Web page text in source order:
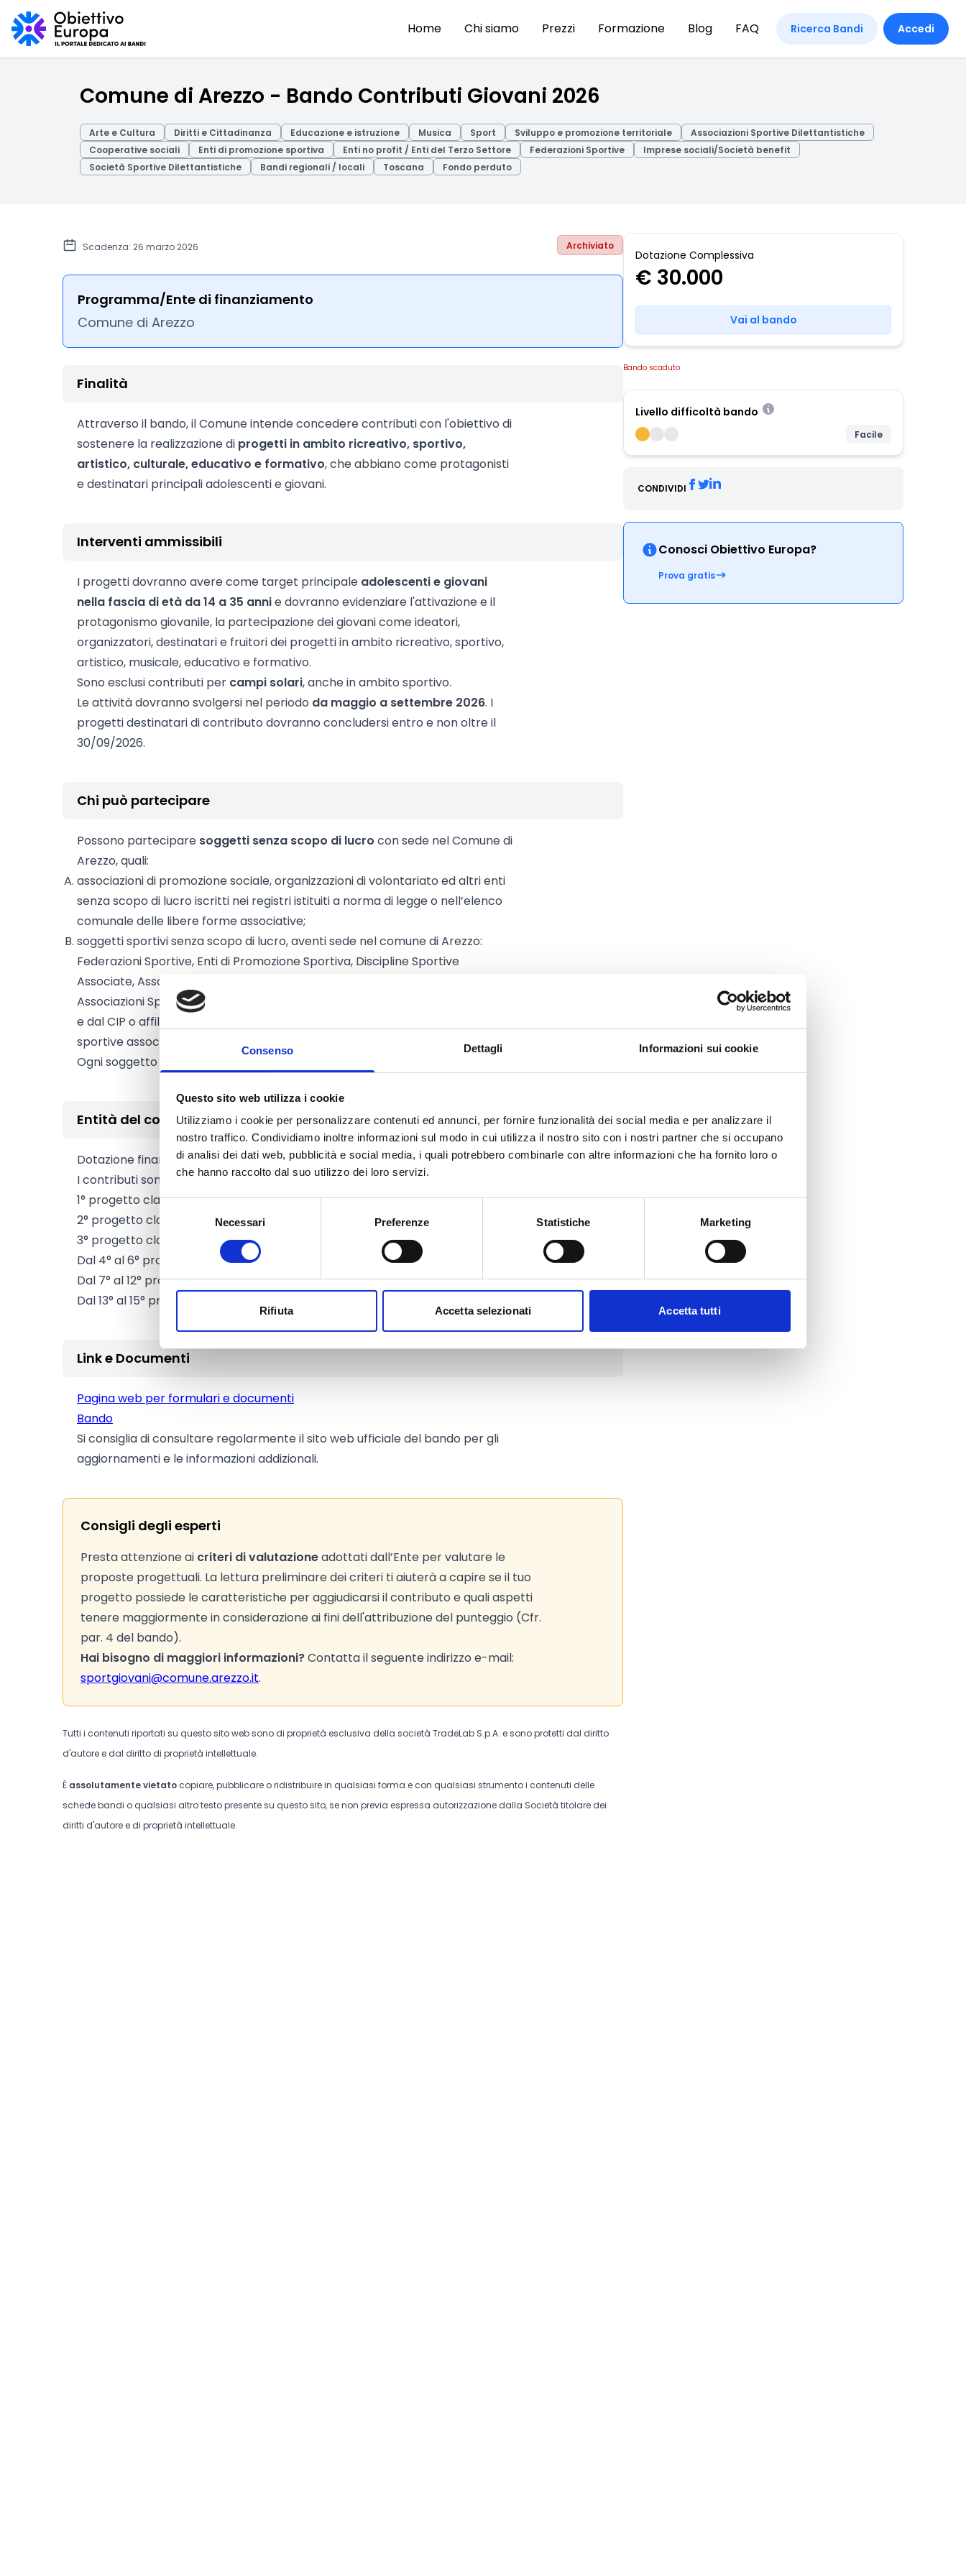
Consenso Dettagli Informazioni sui cookie
Questo sito web utilizza i cookie
Utilizziamo i cookie per personalizzare contenuti ed annunci, per fornire funzionalità dei social media e per analizzare il
nostro traffico. Condividiamo inoltre informazioni sul modo in cui utilizza il nostro sito con i nostri partner che si occupano
di analisi dei dati web, pubblicità e social media, i quali potrebbero combinarle con altre informazioni che ha fornito loro o
che hanno raccolto dal suo utilizzo dei loro servizi.
Selezione
del
consenso
Necessari Preferenze Statistiche Marketing
Rifiuta Accetta selezionati Accetta tutti
Home Chi siamo Prezzi Formazione Blog FAQ Ricerca Bandi Accedi
Comune di Arezzo - Bando Contributi Giovani 2026
Arte e Cultura Diritti e Cittadinanza Educazione e istruzione Musica Sport Sviluppo e promozione territoriale
Associazioni Sportive Dilettantistiche
Cooperative sociali
Enti di promozione sportiva Enti no profit / Enti del Terzo Settore Federazioni Sportive
Imprese sociali/Società benefit
Società Sportive Dilettantistiche
Bandi regionali / locali Toscana Fondo perduto
Scadenza: 26 marzo 2026 Archiviato
Programma/Ente di finanziamento
Comune di Arezzo
Finalità
Attraverso il bando, il Comune intende concedere contributi con l'obiettivo di
sostenere la realizzazione di progetti in ambito ricreativo, sportivo,
artistico, culturale, educativo e formativo, che abbiano come protagonisti
e destinatari principali adolescenti e giovani.
Interventi ammissibili
I progetti dovranno avere come target principale adolescenti e giovani
nella fascia di età da 14 a 35 annie dovranno evidenziare l'attivazione e il
protagonismo giovanile, la partecipazione dei giovani come ideatori,
organizzatori, destinatari e fruitori dei progetti in ambito ricreativo, sportivo,
artistico, musicale, educativo e formativo.
Sono esclusi contributi per campi solari, anche in ambito sportivo.
Le attività dovranno svolgersi nel periodo da maggio a settembre 2026. I
progetti destinatari di contributo dovranno concludersi entro e non oltre il
30/09/2026.
Chi può partecipare
Possono partecipare soggetti senza scopo di lucro con sede nel Comune di
Arezzo, quali:
associazioni di promozione sociale, organizzazioni di volontariato ed altri enti
senza scopo di lucro iscritti nei registri istituiti a norma di legge o nell’elenco
comunale delle libere forme associative;
soggetti sportivi senza scopo di lucro, aventi sede nel comune di Arezzo:
Federazioni Sportive, Enti di Promozione Sportiva, Discipline Sportive
Associate, Associazioni Benemerite, Corpi militari e civili dello Stato,
Associazioni Sportive Dilettantistiche e Società Sportive riconosciute dal CONI
e dal CIP o affiliate a Federazioni, Enti di Promozione Sportiva e Discipline
sportive associate
Ogni soggetto può presentare una sola proposta.
Entità del contributo
Dotazione finanziaria complessiva:30.000 Euro
I contributi sono differenziati in base alla graduatoria:
1° progetto classificato:5.000 Euro
2° progetto classificato: 4.000 Euro
3° progetto classificato:
3.000 Euro
Dal 4° al 6° progetto classificato:
Dal 7° al 12° progetto classificato:1.500 Euro
Dal 13° al 15° progetto classificato:
Link e Documenti
Pagina web per formulari e documenti
Bando
Si consiglia di consultare regolarmente il sito web ufficiale del bando per gli
aggiornamenti e le informazioni addizionali.
Consigli degli esperti
Presta attenzione ai criteri di valutazioneadottati dall’Ente per valutare le
proposte progettuali. La lettura preliminare dei criteri ti aiuterà a capire se il tuo
progetto possiede le caratteristiche per aggiudicarsi il contributo e quali aspetti
tenere maggiormente in considerazione ai fini dell'attribuzione del punteggio (Cfr.
par. 4 del bando).
Hai bisogno di maggiori informazioni?Contatta il seguente indirizzo e-mail:
sportgiovani@comune.arezzo.it.
Tutti i contenuti riportati su questo sito web sono di proprietà esclusiva della società TradeLab S.p.A. e sono protetti dal diritto
d'autore e dal diritto di proprietà intellettuale.
È assolutamente vietato copiare, pubblicare o ridistribuire in qualsiasi forma e con qualsiasi strumento i contenuti delle
schede bandi o qualsiasi altro testo presente su questo sito, se non previa espressa autorizzazione dalla Società titolare dei
diritti d'autore e di proprietà intellettuale.
Dotazione Complessiva
€ 30.000
Vai al bando
Bando scaduto
Livello difficoltà bando
Facile
CONDIVIDI
Conosci Obiettivo Europa?
Prova gratis